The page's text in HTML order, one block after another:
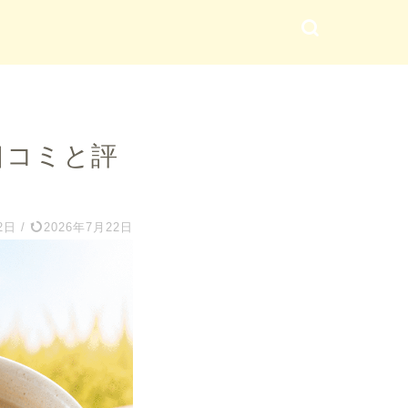
ミと評
/ 2026年7月22日